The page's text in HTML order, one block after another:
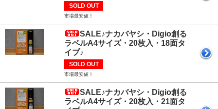
SOLD OUT
市場最安値！
SALE♪ナカバヤシ・Digio創る
ラベルA4サイズ・20枚入・18面タ
イプ♪
SOLD OUT
市場最安値！
SALE♪ナカバヤシ・Digio創る
ラベルA4サイズ・20枚入・21面タ